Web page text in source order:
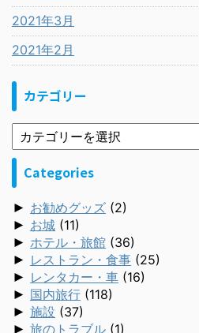
2021年3月
2021年2月
カテゴリー
Categories
► お勧めグッズ (2)
► お城 (11)
► ホテル・旅館 (36)
► レストラン・食事 (25)
► レンタカー・車 (16)
► 国内旅行 (118)
► 施設 (37)
► 旅のトラブル (1)